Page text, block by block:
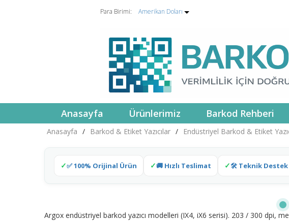
Para Birimi: Amerikan Doları
Anasayfa Ürünlerimiz Barkod Rehberi
Anasayfa / Barkod & Etiket Yazıcılar / Endüstriyel Barkod & Etiket
✅ 100% Orijinal Ürün 🚚 Hızlı Teslimat 🛠 Teknik Destek
Argox endüstriyel barkod yazıcı modelleri (IX4, iX6 serisi). 203 / 300 dpi,